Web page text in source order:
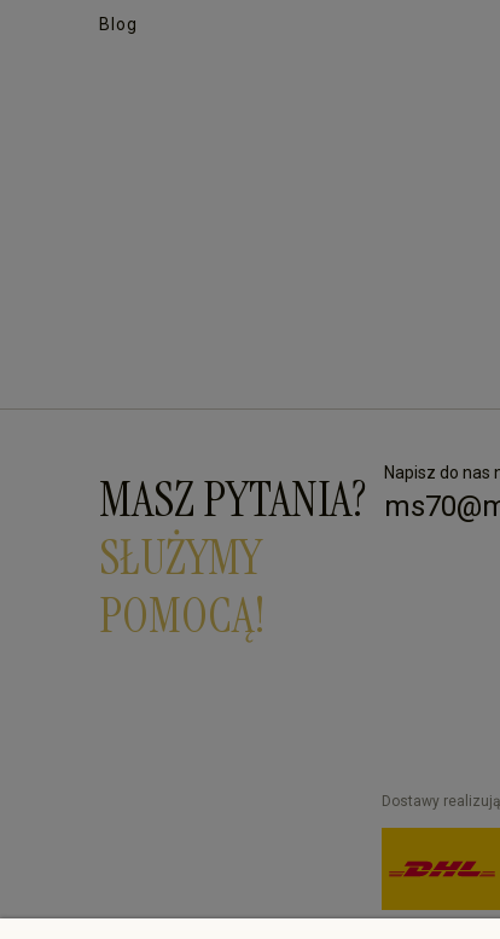
Blog
MASZ PYTANIA?
SŁUŻYMY
POMOCĄ!
Napisz do nas
Dostawy